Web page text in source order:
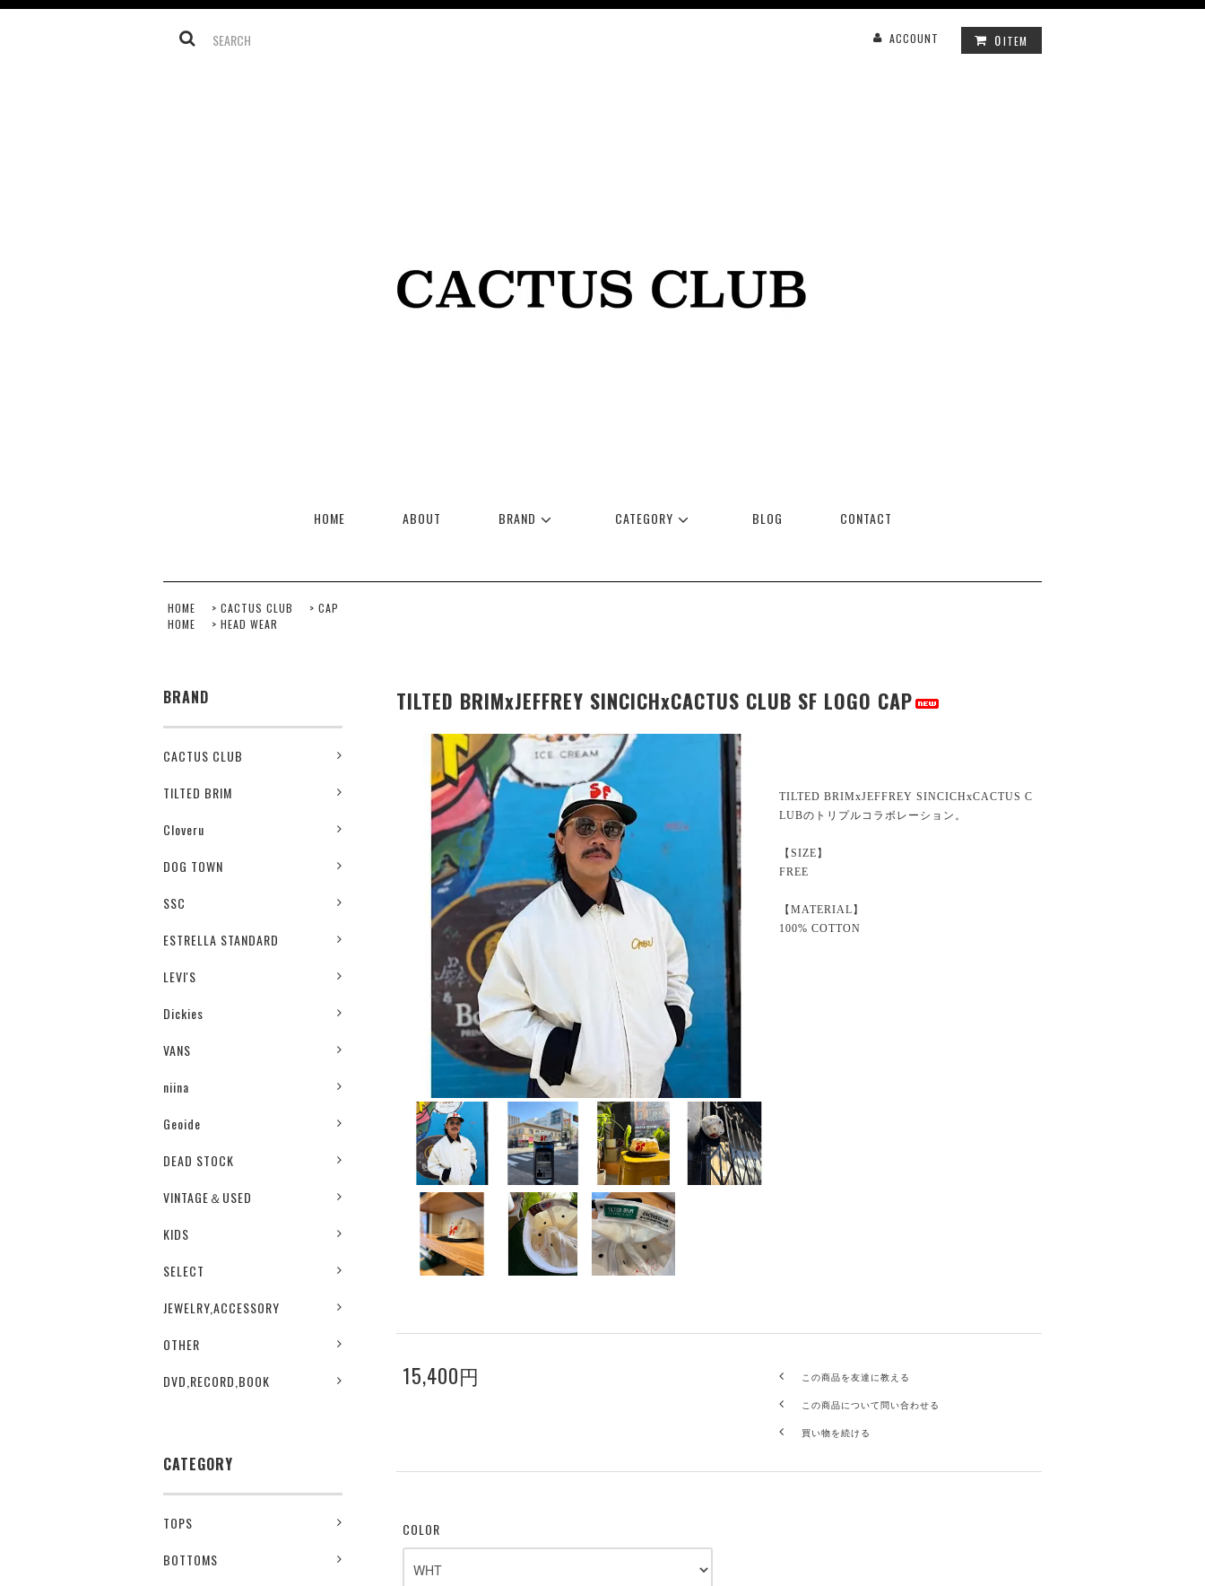
ACCOUNT 0ITEM
HOME ABOUT BRAND CATEGORY BLOG CONTACT
HOME > CACTUS CLUB > CAP
HOME
> HEAD WEAR
BRAND
CACTUS CLUB
TILTED BRIM
Cloveru
DOG TOWN
SSC
ESTRELLA STANDARD
LEVI'S
Dickies
VANS
niina
Geoide
DEAD STOCK
VINTAGE＆USED
KIDS
SELECT
JEWELRY,ACCESSORY
OTHER
DVD,RECORD,BOOK
CATEGORY
TOPS
BOTTOMS
TILTED BRIMxJEFFREY SINCICHxCACTUS CLUB SF LOGO CAP
TILTED BRIMxJEFFREY SINCICHxCACTUS C
LUBのトリプルコラボレーション。
【SIZE】
FREE
【MATERIAL】
100% COTTON
15,400円 この商品を友達に教える
この商品について問い合わせる
買い物を続ける
COLOR